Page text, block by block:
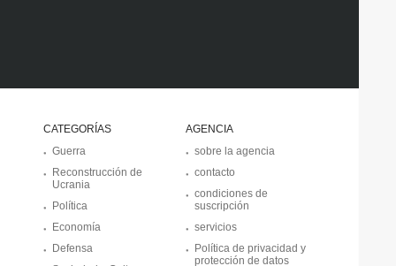
CATEGORÍAS
Guerra
Reconstrucción de
Ucrania
Política
Economía
Defensa
AGENCIA
sobre la agencia
contacto
condiciones de
suscripción
servicios
Política de privacidad y
protección de datos